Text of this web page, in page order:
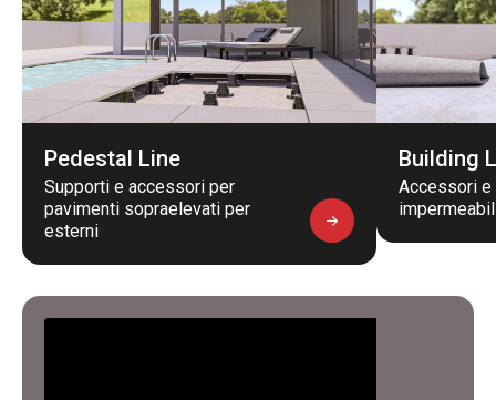
Pedestal Line
Supporti e accessori per
pavimenti sopraelevati per
esterni
Building
Accessori e